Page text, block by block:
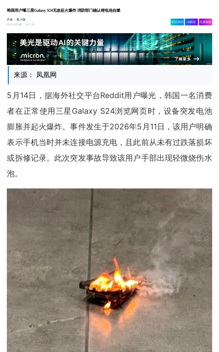
韩国用户曝三星Galaxy S24无故起火爆炸 消防部门确认锂电池自燃
作者：集小微
05-15 07:49
10.8w
相关舆情 AI解读 生成海报
来源： 凤凰网
5月14日，据海外社交平台Reddit用户曝光，韩国一名消费
者在正常使用三星Galaxy S24浏览网页时，设备突发电池
膨胀并起火爆炸。事件发生于2026年5月11日，该用户明确
表示手机当时并未连接电源充电，且此前从未有过跌落损坏
或拆修记录。此次突发事故导致该用户手部出现轻微烧伤水
泡。